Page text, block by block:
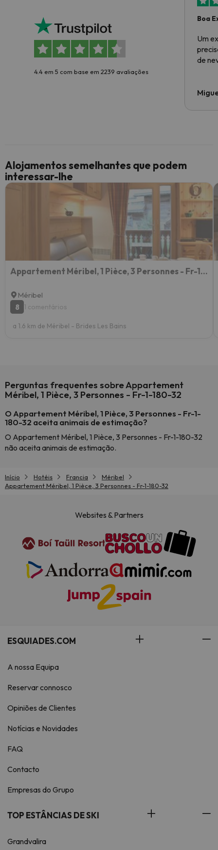
4.4 em 5 com base em 2239 avaliações
Boa
Um
de
Alojamentos semelhantes que podem
interessar-lhe
Appartement Méribel, 1 Pièce, 3 Personnes - Fr-1-180-35
Méribel
8
1 comentários
a 1.6 km de Méribel - Brides Les Bains
Perguntas frequentes sobre Appartement
Méribel, 1 Pièce, 3 Personnes - Fr-1-180-32
O Appartement Méribel, 1 Pièce, 3 Personnes - Fr-1-
180-32 aceita animais de estimação?
O Appartement Méribel, 1 Pièce, 3 Personnes - Fr-1-180-32
não aceita animais de estimação.
Início Hotéis Francia
Méribel
Appartement Méribel, 1 Pièce, 3 Personnes - Fr-1-180-32
Websites & Partners
ESQUIADES.COM
A nossa Equipa
Reservar connosco
Opiniões de Clientes
Notícias e Novidades
FAQ
Contacto
Empresas do Grupo
TOP ESTÂNCIAS DE SKI
Grandvalira